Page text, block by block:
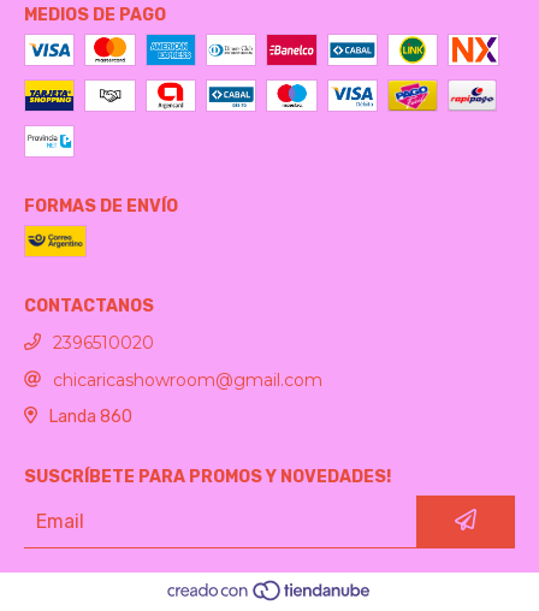
MEDIOS DE PAGO
FORMAS DE ENVÍO
CONTACTANOS
2396510020
chicaricashowroom@gmail.com
Landa 860
SUSCRÍBETE PARA PROMOS Y NOVEDADES!